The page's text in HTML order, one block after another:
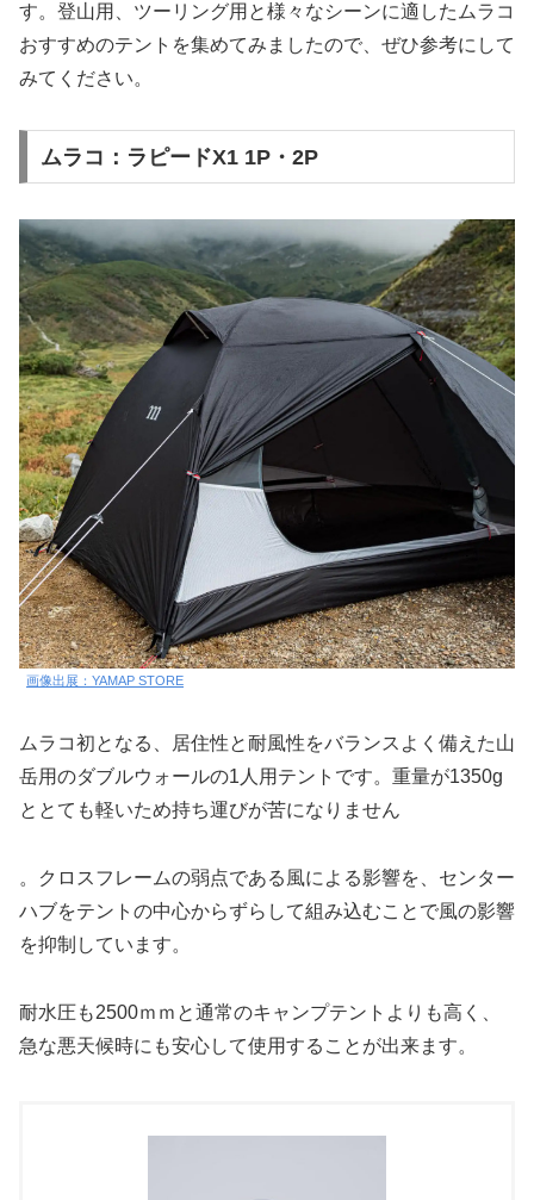
す。登山用、ツーリング用と様々なシーンに適したムラコ
おすすめのテントを集めてみましたので、ぜひ参考にして
みてください。
ムラコ：ラピードX1 1P・2P
画像出展：YAMAP STORE
ムラコ初となる、居住性と耐風性をバランスよく備えた山
岳用のダブルウォールの1人用テントです。重量が1350g
ととても軽いため持ち運びが苦になりません
。クロスフレームの弱点である風による影響を、センター
ハブをテントの中心からずらして組み込むことで風の影響
を抑制しています。
耐水圧も2500ｍｍと通常のキャンプテントよりも高く、
急な悪天候時にも安心して使用することが出来ます。